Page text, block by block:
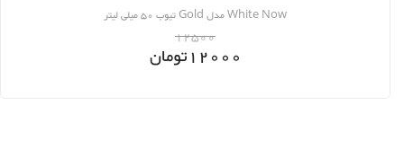
White Now مدل Gold تیوب 50 میلی لیتر
12500
12000تومان